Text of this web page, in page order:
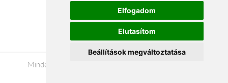
Elfogadom
Elutasítom
Beállítások megváltoztatása
Á.SZ.F.
Impresszum
Adatkezelési tájékoztató
Minden jog fenntartva © 2026 |